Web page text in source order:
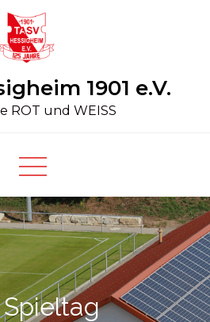
1901 e.V.
ROT und WEISS
Spieltag